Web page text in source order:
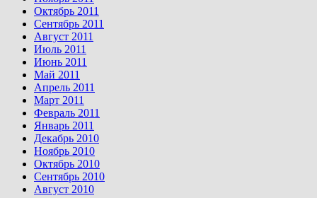
Октябрь 2011
Сентябрь 2011
Август 2011
Июль 2011
Июнь 2011
Май 2011
Апрель 2011
Март 2011
Февраль 2011
Январь 2011
Декабрь 2010
Ноябрь 2010
Октябрь 2010
Сентябрь 2010
Август 2010